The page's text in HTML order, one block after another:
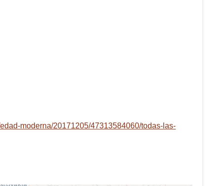
moderna/20171205/47313584060/todas-las-